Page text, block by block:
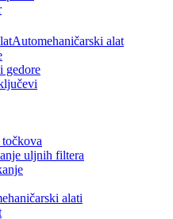
Automehaničarski alat
gedore
uljnih filtera
alati